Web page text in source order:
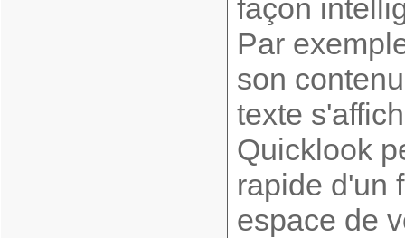
façon
Par
son
texte
Quicklook
rapide d'un
espace de